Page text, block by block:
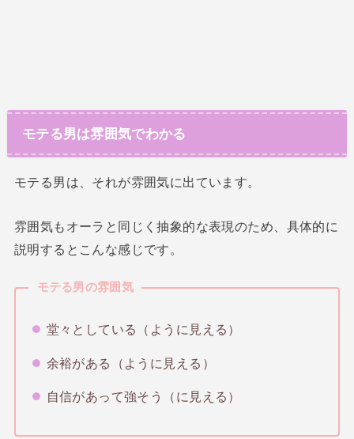
モテる男は雰囲気でわかる
モテる男は、それが雰囲気に出ています。
雰囲気もオーラと同じく抽象的な表現のため、具体的に
説明するとこんな感じです。
モテる男の雰囲気
堂々としている（ように見える）
余裕がある（ように見える）
自信があって強そう（に見える）